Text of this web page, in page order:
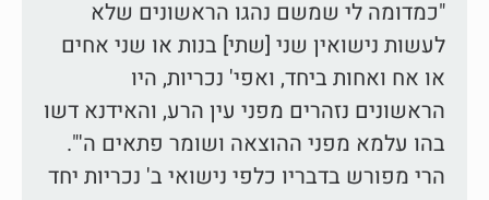
"כמדומה לי שמשם נהגו הראשונים שלא
לעשות נישואין שני [שתי] בנות או שני אחים
או אח ואחות ביחד, ואפי' נכריות, היו
הראשונים נזהרים מפני עין הרע, והאידנא דשו
בהו עלמא מפני ההוצאה ושומר פתאים ה'".
הרי מפורש בדבריו כלפי נישואי ב' נכריות יחד